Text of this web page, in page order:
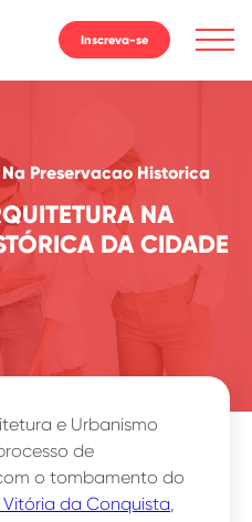
Inscreva-se
Preservacao Historica
NA
DA CIDADE
e Urbanismo
de
o tombamento do
Vitória da Conquista